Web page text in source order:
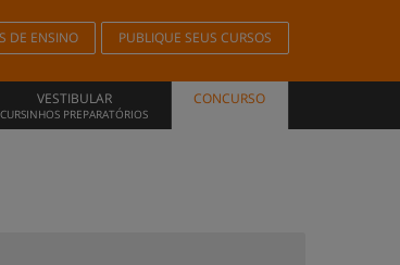
DE ENSINO PUBLIQUE SEUS CURSOS
VESTIBULAR
CURSINHOS PREPARATÓRIOS
CONCURSO